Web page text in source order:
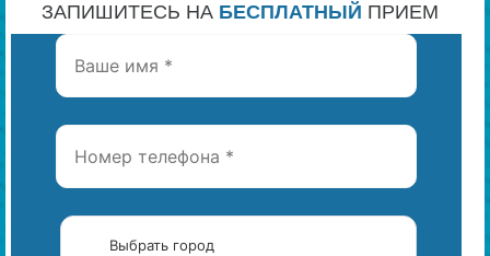
ЗАПИШИТЕСЬ НА БЕСПЛАТНЫЙ ПРИЕМ